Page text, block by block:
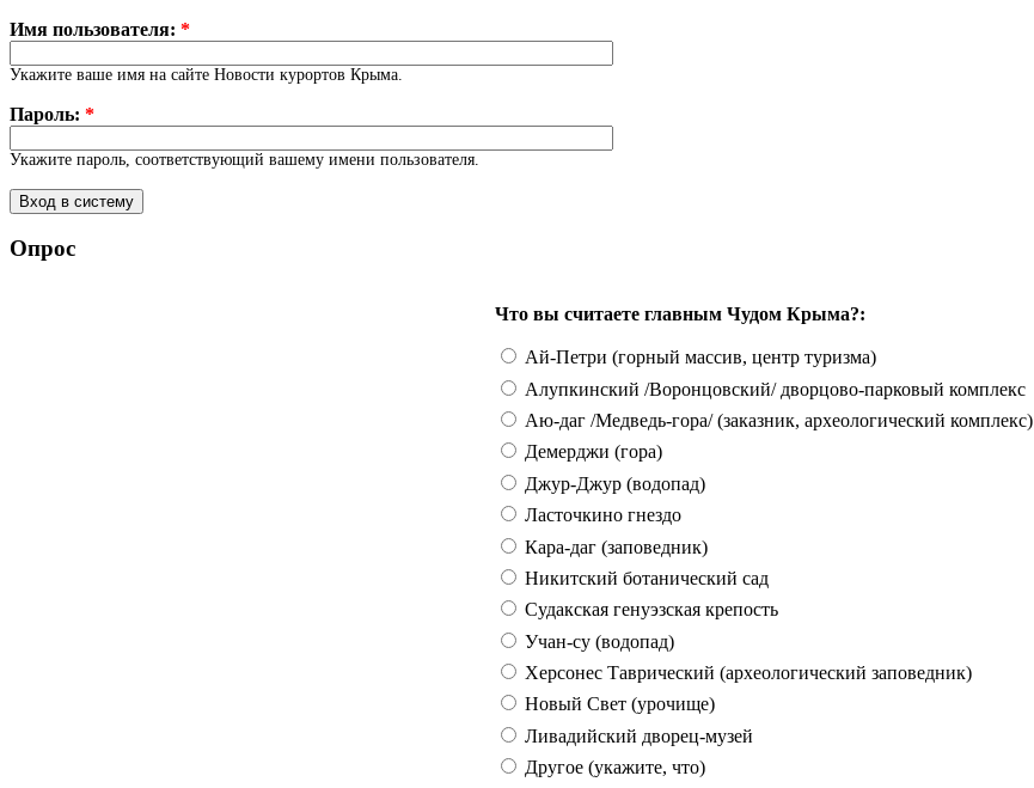
Имя пользователя: *
Укажите ваше имя на сайте Новости курортов Крыма.
Пароль: *
Укажите пароль, соответствующий вашему имени пользователя.
Опрос
Что вы считаете главным Чудом Крыма?:
Ай-Петри (горный массив, центр туризма)
Алупкинский /Воронцовский/ дворцово-парковый комплекс
Аю-даг /Медведь-гора/ (заказник, археологический комплекс)
Демерджи (гора)
Джур-Джур (водопад)
Ласточкино гнездо
Кара-даг (заповедник)
Никитский ботанический сад
Судакская генуэзская крепость
Учан-су (водопад)
Херсонес Таврический (археологический заповедник)
Новый Свет (урочище)
Ливадийский дворец-музей
Другое (укажите, что)